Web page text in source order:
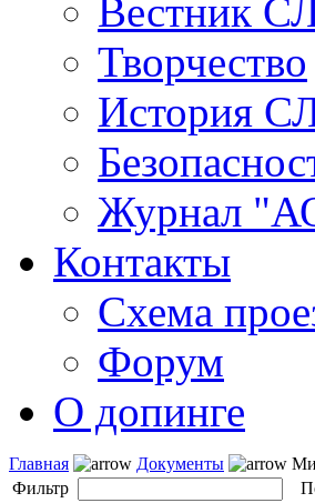
Вестник
Творчество
История
Журнал
Контакты
Схема
Форум
О допинге
Главная Документы
Фильтр